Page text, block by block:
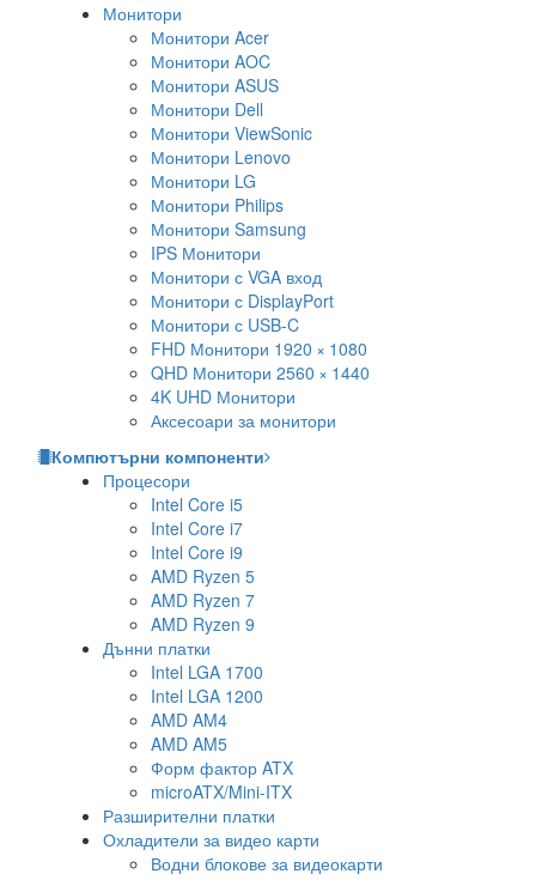
Монитори
Монитори Acer
Монитори AOC
Монитори ASUS
Монитори Dell
Монитори ViewSonic
Монитори Lenovo
Монитори LG
Монитори Philips
Монитори Samsung
IPS Монитори
Монитори с VGA вход
Монитори с DisplayPort
Монитори с USB-C
FHD Монитори 1920 × 1080
QHD Монитори 2560 × 1440
4K UHD Монитори
Аксесоари за монитори
Компютърни компоненти
Процесори
Intel Core i5
Intel Core i7
Intel Core i9
AMD Ryzen 5
AMD Ryzen 7
AMD Ryzen 9
Дънни платки
Intel LGA 1700
Intel LGA 1200
AMD AM4
AMD AM5
Форм фактор ATX
microATX/Mini-ITX
Разширителни платки
Охладители за видео карти
Водни блокове за видеокарти